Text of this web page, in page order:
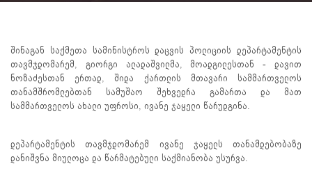
შინაგან საქმეთა სამინისტროს დაცვის პოლიციის დეპარტამენტის
თავმჯდომარემ, გიორგი ალადაშვილმა, მოადგილესთან - დავით
ნოზაძესთან ერთად, შიდა ქართლის მთავარი სამმართველოს
თანამშრომლებთან სამუშაო შეხვედრა გამართა და მათ
სამმართველოს ახალი უფროსი, ივანე ჯაყელი წარუდგინა.
დეპარტამენტის თავმჯდომარემ ივანე ჯაყელს თანამდებობაზე
დანიშვნა მიულოცა და წარმატებული საქმიანობა უსურვა.